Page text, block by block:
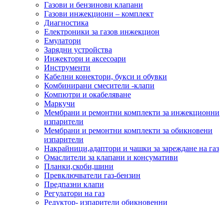
Газови и бензинови клапани
Газови инжекциони – комплект
Диагностика
Електроники за газов инжекцион
Емулатори
Зарядни устройства
Инжектори и аксесоари
Инструменти
Кабелни конектори, букси и обувки
Комбинирани смесители -клапи
Компютри и окабеляване
Маркучи
Мембрани и ремонтни комплекти за инжекционни
изпарители
Мембрани и ремонтни комплекти за обикновени
изпарители
Накрайници,адаптори и чашки за зареждане на газ
Омаслители за клапани и консумативи
Планки,скоби,шини
Превключватели газ-бензин
Предпазни клапи
Регулатори на газ
Редуктор- изпарители обикновенни